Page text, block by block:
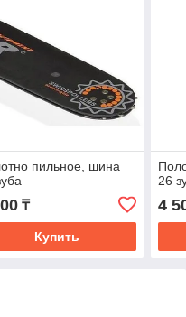
пильное, шина
₸
Купить
26
4